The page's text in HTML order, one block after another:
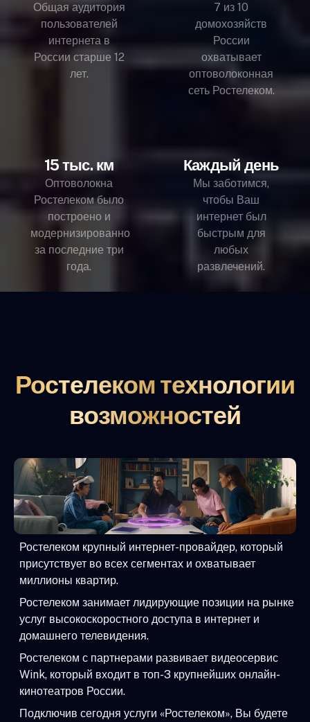
Общая аудитория
пользователей
интернета в
России старше 12
лет.
7 из 10
домохозяйств
России
охватывает
оптоволоконная
сеть Ростелеком.
15 тыс. км
Оптоволокна
Ростелеком было
построено и
модернизированно
за последние три
года.
Каждый день
Мы заботимся,
чтобы Ваш
интернет был
быстрым для
любых
развлечений.
Ростелеком технологии
возможностей
Ростелеком крупный интернет-провайдер, который
присутствует во всех сегментах и охватывает
миллионы квартир.
Ростелеком занимает лидирующие позиции на рынке
услуг высокоскоростного доступа в интернет и
домашнего телевидения.
Ростелеком с партнерами развивает видеосервис
Wink, который входит в топ-3 крупнейших онлайн-
кинотеатров России.
Подключив сегодня услуги «Ростелеком», Вы будете